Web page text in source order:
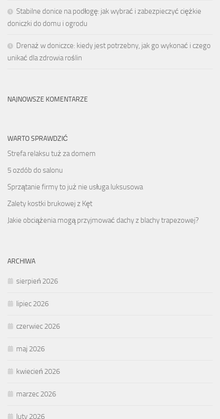
Stabilne donice na podłogę: jak wybrać i zabezpieczyć ciężkie
doniczki do domu i ogrodu
Drenaż w doniczce: kiedy jest potrzebny, jak go wykonać i czego
unikać dla zdrowia roślin
NAJNOWSZE KOMENTARZE
WARTO SPRAWDZIĆ
Strefa relaksu tuż za domem
5 ozdób do salonu
Sprzątanie firmy to już nie usługa luksusowa
Zalety kostki brukowej z Kęt
Jakie obciążenia mogą przyjmować dachy z blachy trapezowej?
ARCHIWA
sierpień 2026
lipiec 2026
czerwiec 2026
maj 2026
kwiecień 2026
marzec 2026
luty 2026